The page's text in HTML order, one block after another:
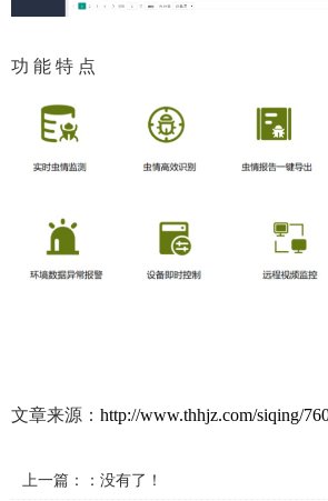
系统
功 能 特 点
文章来源： http://www.thhjz.com/siqing/
上一篇：：没有了！